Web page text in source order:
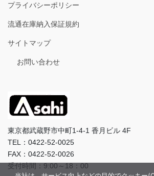
プライバシーポリシー
流通在庫納入保証規約
サイトマップ
お問い合わせ
東京都武蔵野市中町1-4-1 香月ビル 4F
TEL：0422-52-0025
FAX：0422-52-0026
受付時間：9:00～18：00